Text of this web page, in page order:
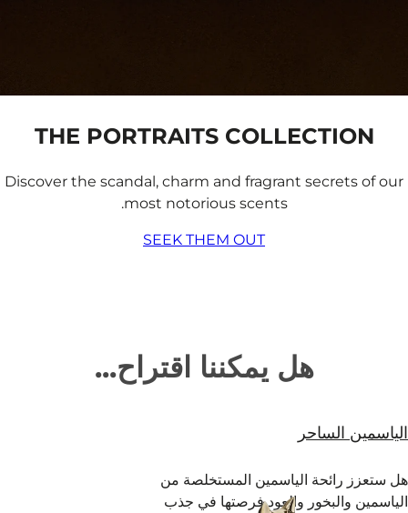
THE PORTRAITS COLLECTION
Discover the scandal, charm and fragrant secrets of our
most notorious scents.
SEEK THEM OUT
هل يمكننا اقتراح...
الياسمين الساحر
هل ستعزز رائحة الياسمين المستخلصة من
الياسمين والبخور والعود فرصتها في جذب